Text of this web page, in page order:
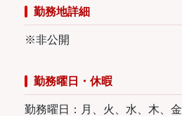
勤務地詳細
※非公開
勤務曜日・休暇
勤務曜日：月、火、水、木、金